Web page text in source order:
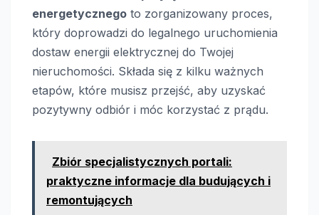
energetycznego to zorganizowany proces,
który doprowadzi do legalnego uruchomienia
dostaw energii elektrycznej do Twojej
nieruchomości. Składa się z kilku ważnych
etapów, które musisz przejść, aby uzyskać
pozytywny odbiór i móc korzystać z prądu.
Zbiór specjalistycznych portali:
praktyczne informacje dla budujących i
remontujących